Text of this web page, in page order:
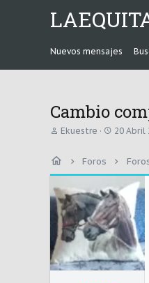
Nuevos mensajes
Cambio
A
o
r
Ekuestre
F
h
a
e
i
n
i
c
i
o
20 Abril
Foros